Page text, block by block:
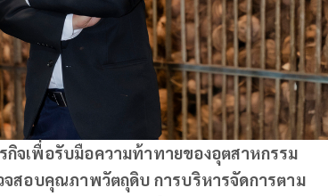
จเพื่อรับมือความท้าทายของอุตสาหกรรม
จสอบคุณภาพวัตถุดิบ การบริหารจัดการตาม